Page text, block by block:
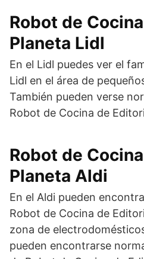
Robot de
Planeta Lidl
En el Lidl puedes ver el
Lidl en el área de
También pueden verse
Robot de Cocina de
Robot de
Planeta Aldi
En el Aldi pueden
Robot de Cocina de
zona de
pueden encontrarse